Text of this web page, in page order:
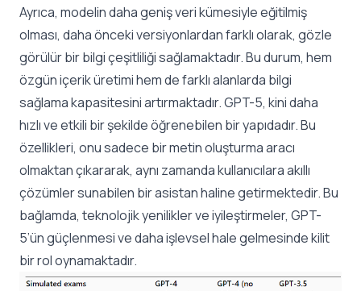
Ayrıca, modelin daha geniş veri kümesiyle eğitilmiş
olması, daha önceki versiyonlardan farklı olarak, gözle
görülür bir bilgi çeşitliliği sağlamaktadır. Bu durum, hem
özgün içerik üretimi hem de farklı alanlarda bilgi
sağlama kapasitesini artırmaktadır. GPT-5, kini daha
hızlı ve etkili bir şekilde öğrenebilen bir yapıdadır. Bu
özellikleri, onu sadece bir metin oluşturma aracı
olmaktan çıkararak, aynı zamanda kullanıcılara akıllı
çözümler sunabilen bir asistan haline getirmektedir. Bu
bağlamda, teknolojik yenilikler ve iyileştirmeler, GPT-
5’ün güçlenmesi ve daha işlevsel hale gelmesinde kilit
bir rol oynamaktadır.